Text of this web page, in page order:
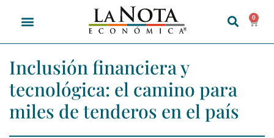
0
Inclusión financiera y
tecnológica: el camino para
miles de tenderos en el país